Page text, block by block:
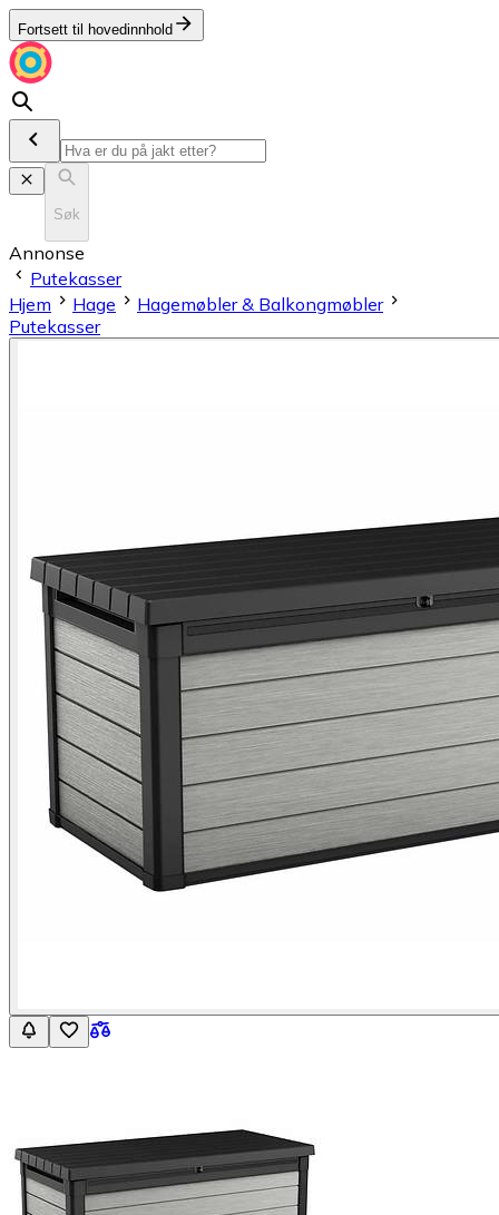
Fortsett til hovedinnhold
Søk
Annonse
Putekasser
Hjem
Hage
Hagemøbler & Balkongmøbler
Putekasser